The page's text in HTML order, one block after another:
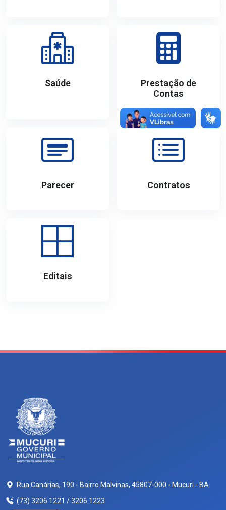
Saúde
Prestação de
Contas
Parecer Contratos
Editais
Rua Canárias, 190 - Bairro Malvinas, 45807-000 - Mucuri - BA
(73) 3206 1221 / 3206 1223